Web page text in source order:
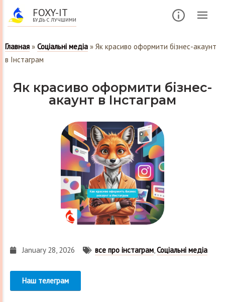
FOXY-IT
БУДЬ С ЛУЧШИМИ
Главная » Соціальні медіа » Як красиво оформити бізнес-акаунт
в Інстаграм
Як красиво оформити бізнес-
акаунт в Інстаграм
January 28, 2026 все про інстаграм,Соціальні медіа
Наш телеграм